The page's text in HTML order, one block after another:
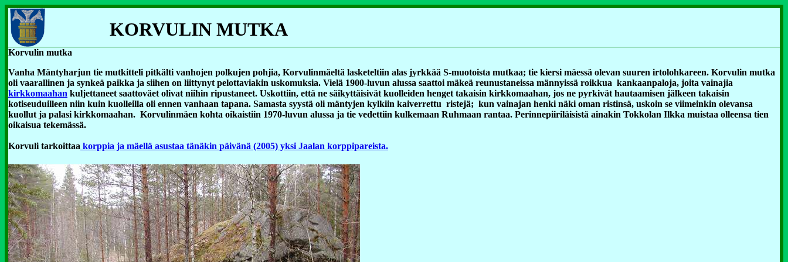
KORVULIN MUTKA
Korvulin mutka
Vanha Mäntyharjun tie mutkitteli pitkälti vanhojen polkujen pohjia, Korvulinmäeltä lasketeltiin alas jyrkkää S-muotoista mutkaa; tie kiersi mäessä olevan suuren irtolohkareen. Korvulin mutka
oli vaarallinen ja synkeä paikka ja siihen on liittynyt pelottaviakin uskomuksia. Vielä 1900-luvun alussa saattoi mäkeä reunustaneissa männyissä roikkua kankaanpaloja, joita vainajia
kirkkomaahan kuljettaneet saattoväet olivat niihin ripustaneet. Uskottiin, että ne säikyttäisivät kuolleiden henget takaisin kirkkomaahan, jos ne pyrkivät hautaamisen jälkeen takaisin
kotiseuduilleen niin kuin kuolleilla oli ennen vanhaan tapana. Samasta syystä oli mäntyjen kylkiin kaiverrettu ristejä; kun vainajan henki näki oman ristinsä, uskoin se viimeinkin olevansa
kuollut ja palasi kirkkomaahan. Korvulinmäen kohta oikaistiin 1970-luvun alussa ja tie vedettiin kulkemaan Ruhmaan rantaa. Perinnepiiriläisistä ainakin Tokkolan Ilkka muistaa olleensa tien
oikaisua tekemässä.
Korvuli tarkoittaa korppia ja mäellä asustaa tänäkin päivänä (2005) yksi Jaalan korppipareista.